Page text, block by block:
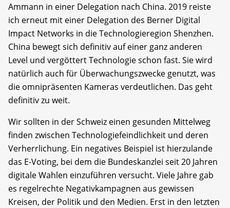
Ammann in einer Delegation nach China. 2019 reiste
ich erneut mit einer Delegation des Berner Digital
Impact Networks in die Technologieregion Shenzhen.
China bewegt sich definitiv auf einer ganz anderen
Level und vergöttert Technologie schon fast. Sie wird
natürlich auch für Überwachungszwecke genutzt, was
die omnipräsenten Kameras verdeutlichen. Das geht
definitiv zu weit.
Wir sollten in der Schweiz einen gesunden Mittelweg
finden zwischen Technologiefeindlichkeit und deren
Verherrlichung. Ein negatives Beispiel ist hierzulande
das E-Voting, bei dem die Bundeskanzlei seit 20 Jahren
digitale Wahlen einzuführen versucht. Viele Jahre gab
es regelrechte Negativkampagnen aus gewissen
Kreisen, der Politik und den Medien. Erst in den letzten